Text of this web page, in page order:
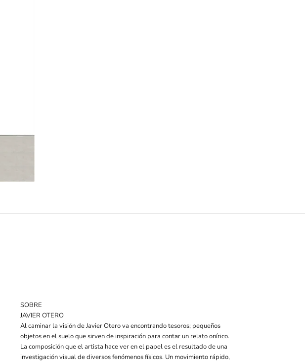
SOBRE
JAVIER OTERO
Al caminar la visión de Javier Otero va encontrando tesoros; pequeños
objetos en el suelo que sirven de inspiración para contar un relato onírico.
La composición que el artista hace ver en el papel es el resultado de una
investigación visual de diversos fenómenos físicos. Un movimiento rápido,